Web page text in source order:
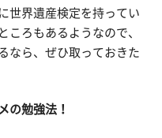
世界遺産検定を持ってい
ころもあるようなので、
なら、ぜひ取っておきた
の勉強法！